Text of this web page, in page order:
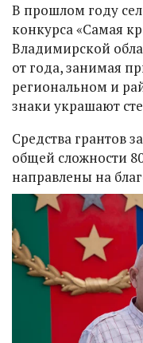
В прошлом году
конкурса «Самая
Владимирской
от года, занимая
региональном и
знаки украшают
Средства грантов
общей сложности
направлены на